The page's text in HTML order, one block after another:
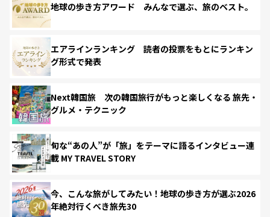
地球の歩き方アワード みんなで選ぶ、旅のベスト。
エアラインランキング 読者の投票をもとにランキン
グ形式で発表
Next韓国旅 次の韓国旅行がもっと楽しくなる 旅先・
グルメ・テクニック
旬な“あの人”が「旅」をテーマに語るインタビュー連
載 MY TRAVEL STORY
今、こんな旅がしてみたい！地球の歩き方が選ぶ2026
年絶対行くべき旅先30